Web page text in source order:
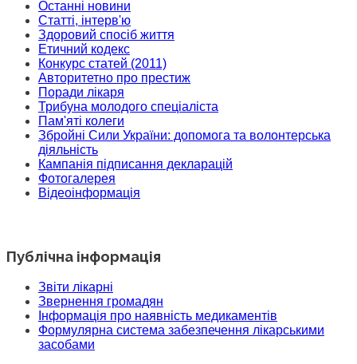
Останні новини
Статті, інтерв'ю
Здоровий спосіб життя
Етичний кодекс
Конкурс статей (2011)
Авторитетно про престиж
Поради лікаря
Трибуна молодого спеціаліста
Пам'яті колеги
Збройні Сили України: допомога та волонтерська
діяльність
Кампанія підписання декларацій
Фотогалерея
Відеоінформація
Публічна інформація
Звіти лікарні
Звернення громадян
Інформація про наявність медикаментів
Формулярна система забезпечення лікарськими
засобами